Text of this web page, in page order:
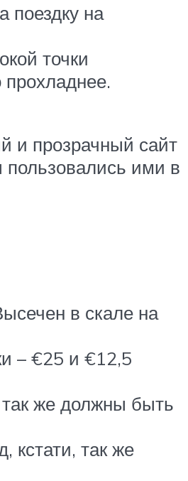
поездку на
точки
прохладнее.
и прозрачный сайт
ими в
в скале на
– €25 и €12,5
же должны быть
кстати, так же